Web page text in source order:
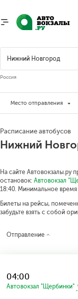
Россия
Место отправления
Расписание автобусов
Нижний
На сайте Автовокзалы.ру
остановок: Автовокзал
18:40. Минимальное время
Билеты на рейсы,
забудьте взять с собой
Отправление
04:00
Автовокзал "Щербинки"